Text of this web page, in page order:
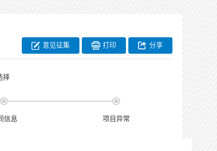
意见征集 分享
打印
择
信息 项目异常